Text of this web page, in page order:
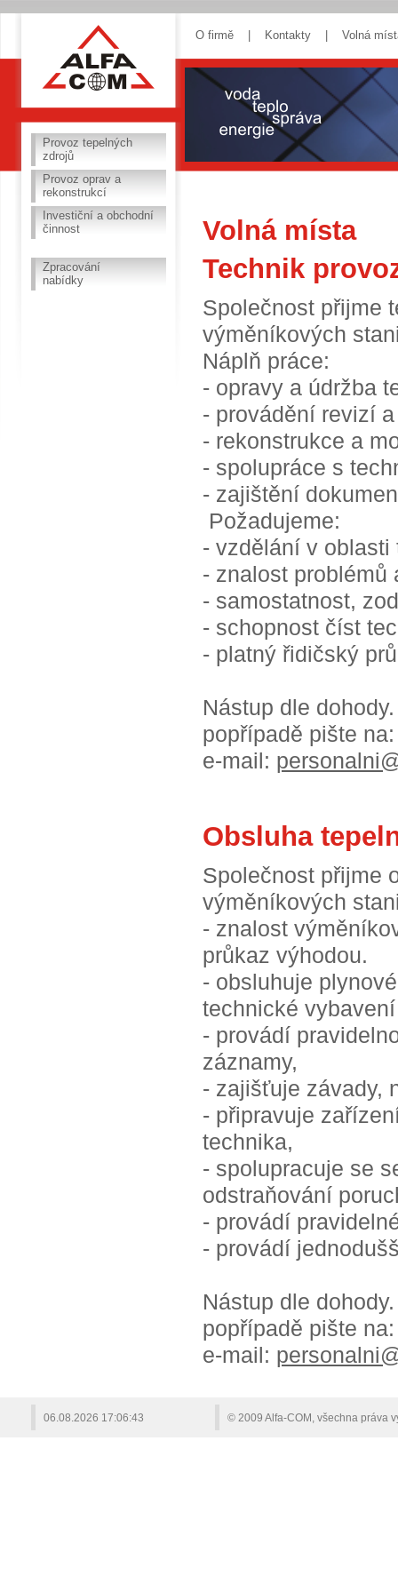
alfa-com.cz
O firmě Kontakty Volná
Volná místa
Technik
Společnost přijme
výměníkových
Náplň práce:
- opravy a údržba
- provádění revizí
- rekonstrukce a
- spolupráce s
- zajištění
​ Požadujeme:​
- vzdělání v oblasti
- znalost problémů
- samostatnost,
- schopnost číst
- platný řidičský
Nástup dle
popřípadě pište na:
e-mail:
Obsluha
Společnost přijme
výměníkových
- znalost
průkaz výhodou.
- obsluhuje
technické
- provádí
záznamy,
- zajišťuje závady,
- připravuje
technika,
- spolupracuje se
odstraňování
- provádí
- provádí
Nástup dle
popřípadě pište na:
e-mail:
Provoz tepelných
zdrojů
Provoz oprav a
rekonstrukcí
Investiční a obchodní
činnost
Zpracování
nabídky
06.08.2026 17:06:43 © 2009 Alfa-COM, všechna práva